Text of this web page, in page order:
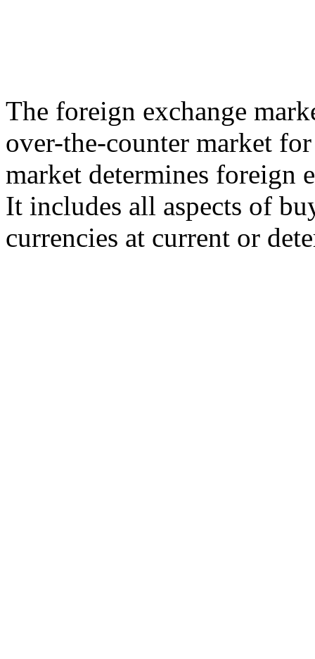
The foreign exchange
over-the-counter market
market determines foreign
It includes all aspects of
currencies at current or